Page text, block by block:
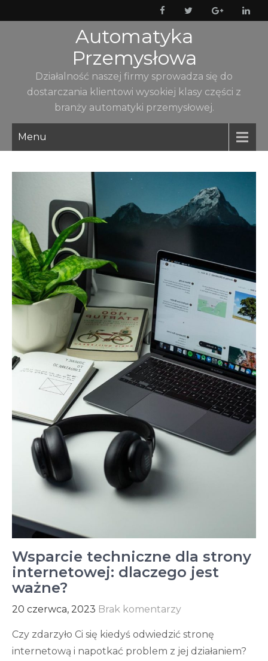
to
Automatyka
Przemysłowa
Działalność naszej firmy sprowadza się do
dostarczania klientowi wysokiej klasy części z
branży automatyki przemysłowej.
Menu
Wsparcie techniczne dla strony
internetowej: dlaczego jest
ważne?
20 czerwca, 2023 Brak komentarzy
Czy zdarzyło Ci się kiedyś odwiedzić stronę
internetową i napotkać problem z jej działaniem?